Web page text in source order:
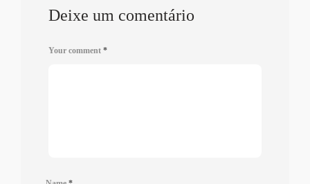
Deixe um comentário
Your comment *